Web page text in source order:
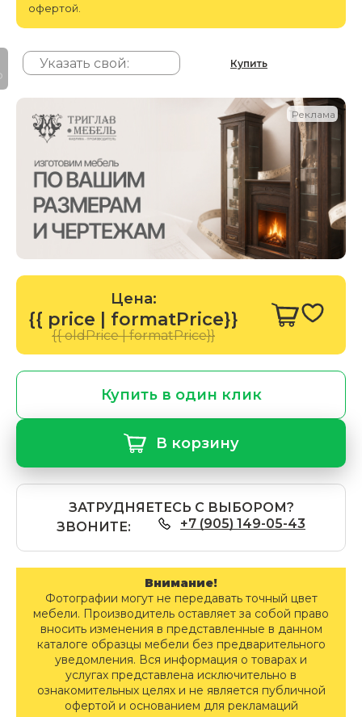
офертой.
Купить
Реклама
Цена:
{{ price | formatPrice}}
{{ oldPrice | formatPrice}}
Купить в один клик
В корзину
ЗАТРУДНЯЕТЕСЬ С ВЫБОРОМ?
ЗВОНИТЕ:
+7 (905) 149-05-43
Внимание!
Фотографии могут не передавать точный цвет
мебели. Производитель оставляет за собой право
вносить изменения в представленные в данном
каталоге образцы мебели без предварительного
уведомления. Вся информация о товарах и
услугах представлена исключительно в
ознакомительных целях и не является публичной
офертой и основанием для рекламаций